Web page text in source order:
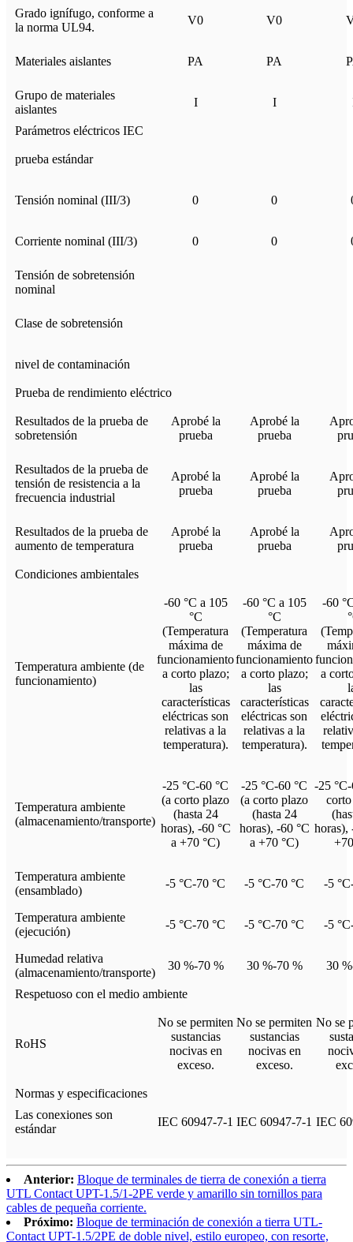
Grado ignífugo, conforme a
la norma UL94.
V0 V0
Materiales aislantes PA PA
Grupo de materiales
aislantes
I I
Parámetros eléctricos IEC
prueba estándar
Tensión nominal (III/3) 0 0
Corriente nominal (III/3) 0 0
Tensión de sobretensión
nominal
Clase de sobretensión
nivel de contaminación
Prueba de rendimiento eléctrico
Resultados de la prueba de
sobretensión
Aprobé la
prueba
Aprobé la
prueba
Resultados de la prueba de
tensión de resistencia a la
frecuencia industrial
Aprobé la
prueba
Aprobé la
prueba
Resultados de la prueba de
aumento de temperatura
Aprobé la
prueba
Aprobé la
prueba
Condiciones ambientales
Temperatura ambiente (de
funcionamiento)
-60 °C a 105
°C
(Temperatura
máxima de
funcionamiento
a corto plazo;
las
características
eléctricas son
relativas a la
temperatura).
-60 °C a 105
°C
(Temperatura
máxima de
funcionamiento
a corto plazo;
las
características
eléctricas son
relativas a la
temperatura).
-60
a
Temperatura ambiente
(almacenamiento/transporte)
-25 °C-60 °C
(a corto plazo
(hasta 24
horas), -60 °C
a +70 °C)
-25 °C-60 °C
(a corto plazo
(hasta 24
horas), -60 °C
a +70 °C)
-25
horas),
Temperatura ambiente
(ensamblado)
-5 °C-70 °C -5 °C-70 °C -5
Temperatura ambiente
(ejecución)
-5 °C-70 °C -5 °C-70 °C -5
Humedad relativa
(almacenamiento/transporte)
30 %-70 % 30 %-70 % 30
Respetuoso con el medio ambiente
RoHS
No se permiten
sustancias
nocivas en
exceso.
No se permiten
sustancias
nocivas en
exceso.
No se
Normas y especificaciones
Las conexiones son
estándar
IEC 60947-7-1 IEC 60947-7-1 IEC
Anterior: Bloque de terminales de tierra de conexión a tierra
UTL Contact UPT-1.5/1-2PE verde y amarillo sin tornillos para
cables de pequeña corriente.
Próximo: Bloque de terminación de conexión a tierra UTL-
Contact UPT-1.5/2PE de doble nivel, estilo europeo, con resorte,